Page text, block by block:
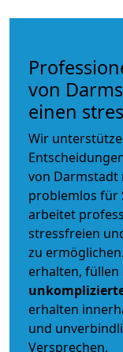
von
einen
Wir
von Darmstadt
problemlos für
arbeitet
stressfreien
zu
erhalten, füllen
erhalten
und
Versprechen.